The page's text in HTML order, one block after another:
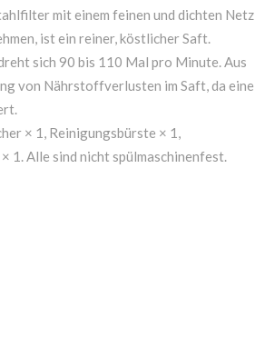
mit einem feinen und dichten Netz
ist ein reiner, köstlicher Saft.
sich 90 bis 110 Mal pro Minute. Aus
von Nährstoffverlusten im Saft, da eine
× 1, Reinigungsbürste × 1,
1. Alle sind nicht spülmaschinenfest.